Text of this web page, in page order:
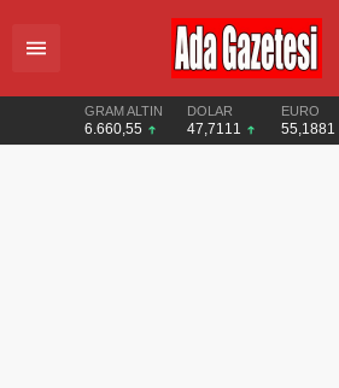
GRAM ALTIN
6.660,55
DOLAR
47,7111
EURO
55,1881